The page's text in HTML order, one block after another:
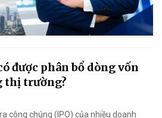
được phân bổ dòng vốn
thị trường?
công chúng (IPO) của nhiều doanh